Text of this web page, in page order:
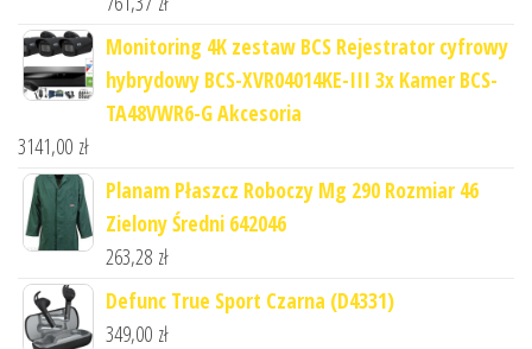
Monitoring 4K zestaw BCS Rejestrator cyfrowy
hybrydowy BCS-XVR04014KE-III 3x Kamer BCS-
TA48VWR6-G Akcesoria
3141,00 zł
Planam Płaszcz Roboczy Mg 290 Rozmiar 46
Zielony Średni 642046
263,28 zł
Defunc True Sport Czarna (D4331)
349,00 zł